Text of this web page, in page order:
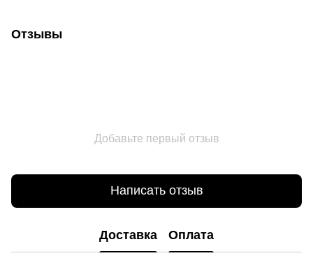
Отзывы
Добавьте первый отзыв
Написать отзыв
Доставка Оплата